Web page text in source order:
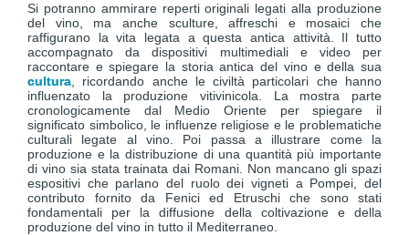
Si potranno ammirare reperti originali legati alla produzione
del vino, ma anche sculture, affreschi e mosaici che
raffigurano la vita legata a questa antica attività. Il tutto
accompagnato da dispositivi multimediali e video per
raccontare e spiegare la storia antica del vino e della sua
cultura , ricordando anche le civiltà particolari che hanno
influenzato la produzione vitivinicola. La mostra parte
cronologicamente dal Medio Oriente per spiegare il
significato simbolico, le influenze religiose e le problematiche
culturali legate al vino. Poi passa a illustrare come la
produzione e la distribuzione di una quantità più importante
di vino sia stata trainata dai Romani. Non mancano gli spazi
espositivi che parlano del ruolo dei vigneti a Pompei, del
contributo fornito da Fenici ed Etruschi che sono stati
fondamentali per la diffusione della coltivazione e della
produzione del vino in tutto il Mediterraneo.